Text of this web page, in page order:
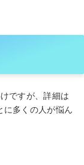
ですが、詳細は
に多くの人が悩ん